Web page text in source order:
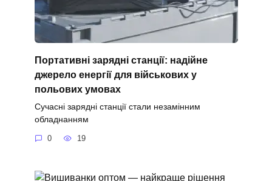
Портативні зарядні станції: надійне
джерело енергії для військових у
польових умовах
Сучасні зарядні станції стали незамінним
обладнанням
0 19